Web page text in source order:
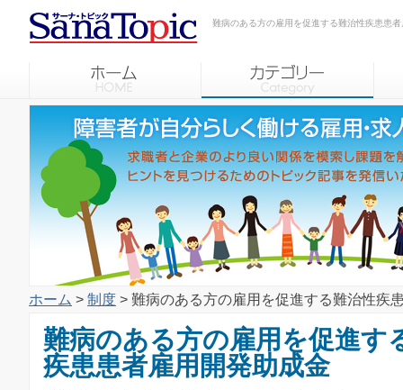
難病のある方の雇用を促進する難治性疾患患
ホーム > 制度 > 難病のある方の雇用を促進する難治性疾
難病のある方の雇用を促進す
疾患患者雇用開発助成金